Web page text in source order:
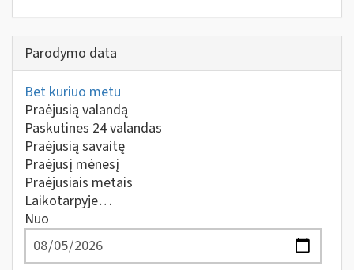
Parodymo data
Bet kuriuo metu
Praėjusią valandą
Paskutines 24 valandas
Praėjusią savaitę
Praėjusį mėnesį
Praėjusiais metais
Laikotarpyje…
Nuo